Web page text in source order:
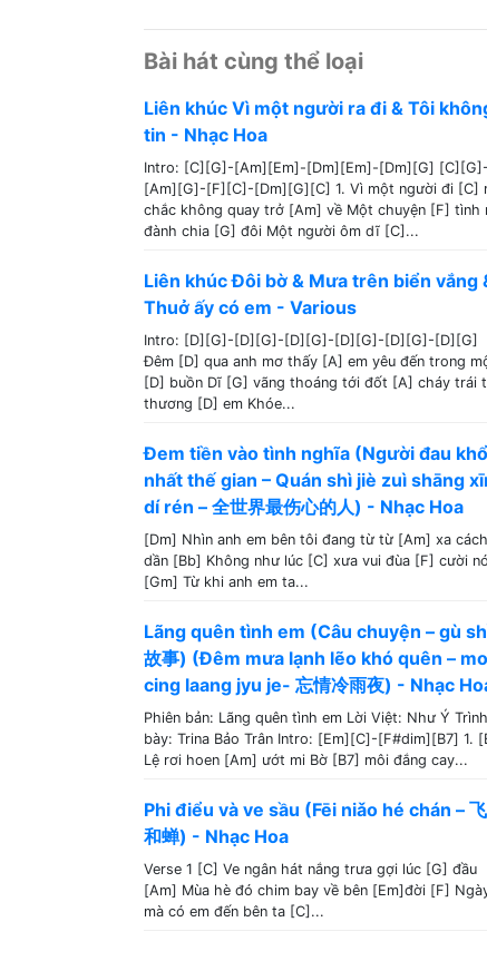
Bài hát cùng thể loại
Liên khúc Vì một người ra đi & Tôi
tin - Nhạc Hoa
Intro: [C][G]-[Am][Em]-[Dm][Em]-[Dm][G] [C][G]-
[Am][G]-[F][C]-[Dm][G][C] 1. Vì một người đi [C]
chắc không quay trở [Am] về Một chuyện [F] tình
đành chia [G] đôi Một người ôm dĩ [C]...
Liên khúc Đôi bờ & Mưa trên biển vắng
Thuở ấy có em - Various
Intro: [D][G]-[D][G]-[D][G]-[D][G]-[D][G]-[D][G]
Đêm [D] qua anh mơ thấy [A] em yêu đến trong
[D] buồn Dĩ [G] vãng thoáng tới đốt [A] cháy trái
thương [D] em Khóe...
Đem tiền vào tình nghĩa (Người đau khổ
nhất thế gian – Quán shì jiè zuì shāng
dí rén – 全世界最伤心的人) - Nhạc Hoa
[Dm] Nhìn anh em bên tôi đang từ từ [Am] xa cách
dần [Bb] Không như lúc [C] xưa vui đùa [F] cười
[Gm] Từ khi anh em ta...
Lãng quên tình em (Câu chuyện – gù
故事) (Đêm mưa lạnh lẽo khó quên –
cing laang jyu je- 忘情冷雨夜) - Nhạc
Phiên bản: Lãng quên tình em Lời Việt: Như Ý Trình
bày: Trina Bảo Trân Intro: [Em][C]-[F#dim][B7] 1.
Lệ rơi hoen [Am] ướt mi Bờ [B7] môi đắng cay...
Phi điểu và ve sầu (Fēi niǎo hé chán –
和蝉) - Nhạc Hoa
Verse 1 [C] Ve ngân hát nắng trưa gợi lúc [G] đầu
[Am] Mùa hè đó chim bay về bên [Em]đời [F]
mà có em đến bên ta [C]...